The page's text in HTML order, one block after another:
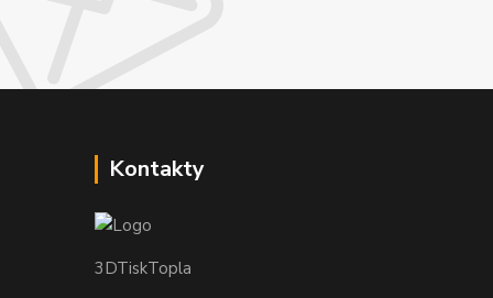
Kontakty
3DTiskTopla